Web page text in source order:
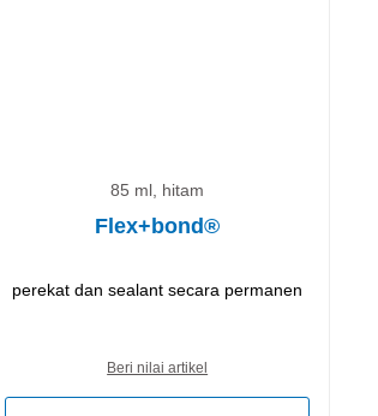
85 ml, hitam
Flex+bond®
perekat dan sealant secara permanen
Beri nilai artikel